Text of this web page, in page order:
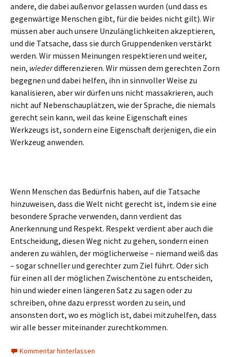
andere, die dabei außenvor gelassen wurden (und dass es
gegenwärtige Menschen gibt, für die beides nicht gilt). Wir
müssen aber auch unsere Unzulänglichkeiten akzeptieren,
und die Tatsache, dass sie durch Gruppendenken verstärkt
werden. Wir müssen Meinungen respektieren und weiter,
nein, wiederdifferenzieren. Wir müssen dem gerechten Zorn
begegnen und dabei helfen, ihn in sinnvoller Weise zu
kanalisieren, aber wir dürfen uns nicht massakrieren, auch
nicht auf Nebenschauplätzen, wie der Sprache, die niemals
gerecht sein kann, weil das keine Eigenschaft eines
Werkzeugs ist, sondern eine Eigenschaft derjenigen, die ein
Werkzeug anwenden.
Wenn Menschen das Bedürfnis haben, auf die Tatsache
hinzuweisen, dass die Welt nicht gerecht ist, indem sie eine
besondere Sprache verwenden, dann verdient das
Anerkennung und Respekt. Respekt verdient aber auch die
Entscheidung, diesen Weg nicht zu gehen, sondern einen
anderen zu wählen, der möglicherweise – niemand weiß das
– sogar schneller und gerechter zum Ziel führt. Oder sich
für einen all der möglichen Zwischentöne zu entscheiden,
hin und wieder einen längeren Satz zu sagen oder zu
schreiben, ohne dazu erpresst worden zu sein, und
ansonsten dort, wo es möglich ist, dabei mitzuhelfen, dass
wir alle besser miteinander zurechtkommen.
Kommentar hinterlassen